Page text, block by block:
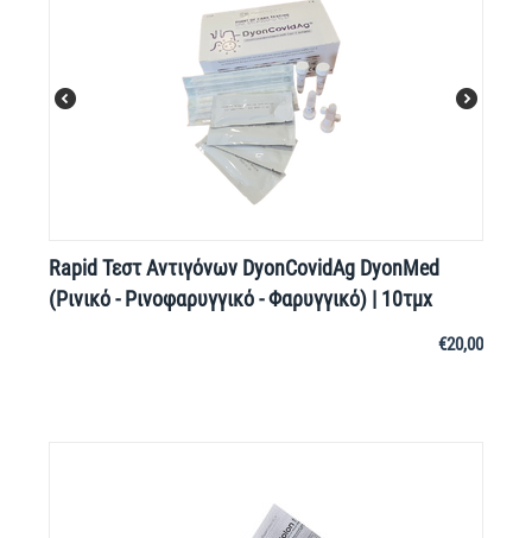
Rapid Τεστ Αντιγόνων DyonCovidAg DyonMed
(Ρινικό - Ρινοφαρυγγικό - Φαρυγγικό) | 10τμχ
€20,00